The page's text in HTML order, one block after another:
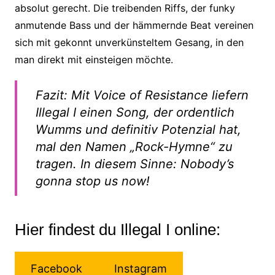
absolut gerecht. Die treibenden Riffs, der funky
anmutende Bass und der hämmernde Beat vereinen
sich mit gekonnt unverkünsteltem Gesang, in den
man direkt mit einsteigen möchte.
Fazit: Mit Voice of Resistance liefern
Illegal I einen Song, der ordentlich
Wumms und definitiv Potenzial hat,
mal den Namen „Rock-Hymne“ zu
tragen. In diesem Sinne: Nobody’s
gonna stop us now!
Hier findest du Illegal I online:
Facebook Instagram